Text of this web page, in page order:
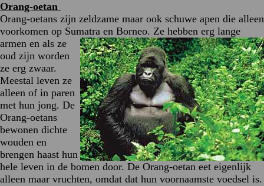
Orang-oetan
Orang-oetans zijn zeldzame maar ook schuwe apen die alleen
voorkomen op Sumatra en Borneo. Ze hebben erg lange
armen en als ze
oud zijn worden
ze erg zwaar.
Meestal leven ze
alleen of in paren
met hun jong. De
Orang-oetans
bewonen dichte
wouden en
brengen haast hun
hele leven in de bomen door. De Orang-oetan eet eigenlijk
alleen maar vruchten, omdat dat hun voornaamste voedsel is.